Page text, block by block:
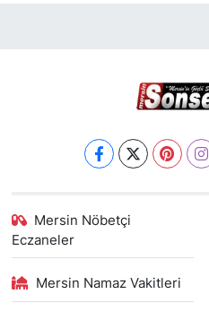
Mersin Nöbetçi
Eczaneler
Mersin Namaz Vakitleri